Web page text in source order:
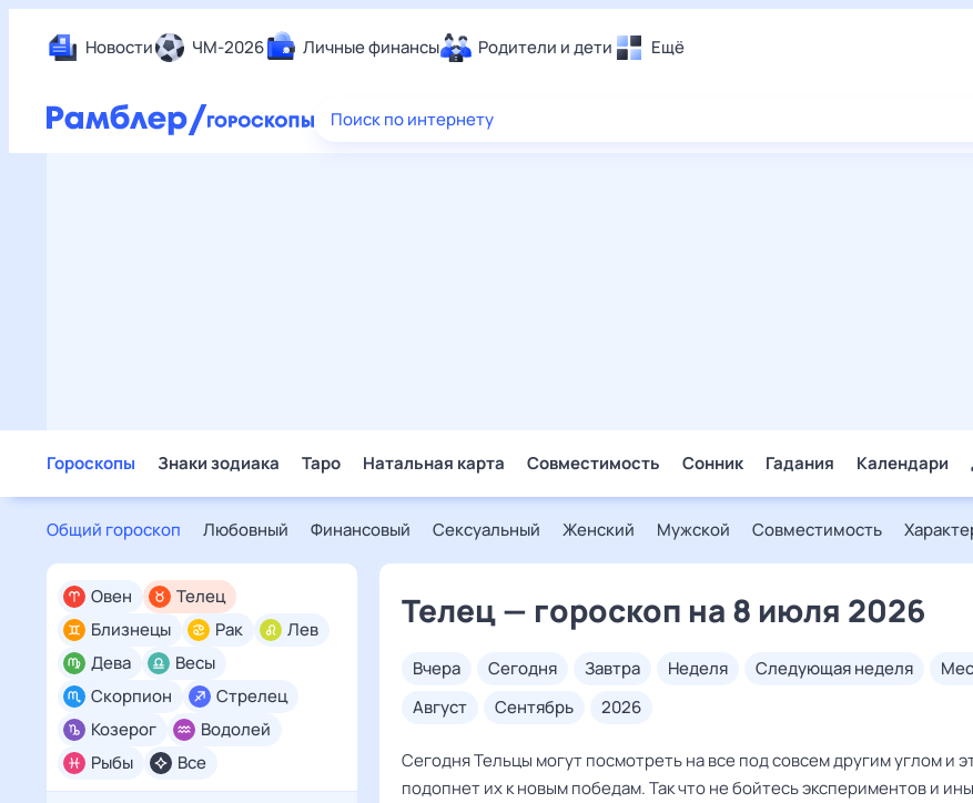
Новости ЧМ-2026 Личные финансы Родители и дети Ещё
Еда
Поиск по интернету
Гороскопы Знаки зодиака Таро Натальная карта Совместимость Сонник Гадания Календари
Общий гороскоп Любовный Финансовый Сексуальный Женский Мужской Совместимость
Все
Овен
Телец
Близнецы
Рак
Лев
Дева
Весы
Скорпион
Стрелец
Козерог
Водолей
Рыбы
Телец — гороскоп на 8 июля 2026
вчера сегодня завтра неделя следующая неделя
август
сентябрь 2026
Сегодня Тельцы могут посмотреть на все под совсем другим углом и
подопнет их к новым победам. Так что не бойтесь экспериментов и